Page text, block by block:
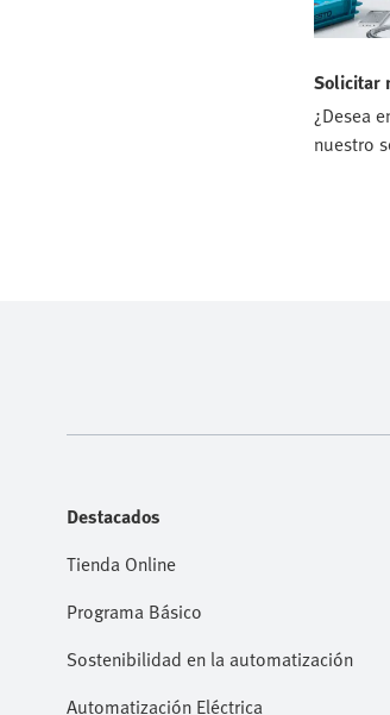
Solicitar
¿Desea
nuestro
Destacados
Tienda Online
Programa Básico
Sostenibilidad en la automatización
Automatización Eléctrica